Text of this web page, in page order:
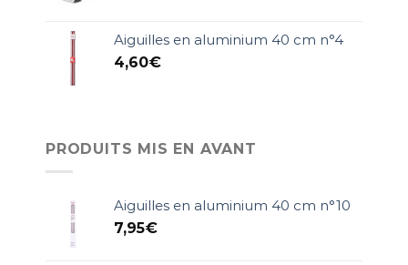
Aiguilles en aluminium 40 cm n°4
4,60€
PRODUITS MIS EN AVANT
Aiguilles en aluminium 40 cm n°10
7,95€